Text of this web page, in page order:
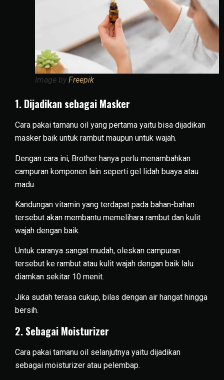
Image byFreepik
1. Dijadikan sebagai Masker
Cara pakai tamanu oil yang pertama yaitu bisa dijadikan
masker baik untuk rambut maupun untuk wajah.
Dengan cara ini, Brother hanya perlu menambahkan
campuran komponen lain seperti gel lidah buaya atau
madu.
Kandungan vitamin yang terdapat pada bahan-bahan
tersebut akan membantu memelihara rambut dan kulit
wajah dengan baik.
Untuk caranya sangat mudah, oleskan campuran
tersebut ke rambut atau kulit wajah dengan baik lalu
diamkan sekitar 10 menit.
Jika sudah terasa cukup, bilas dengan air hangat hingga
bersih.
2. Sebagai Moisturizer
Cara pakai tamanu oil selanjutnya yaitu dijadikan
sebagai moisturizer atau pelembap.